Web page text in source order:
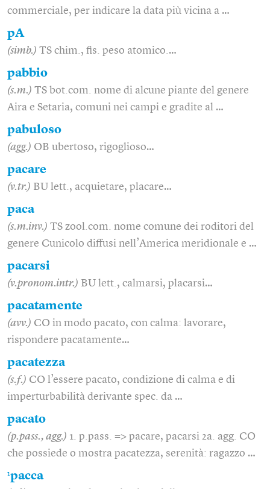
commerciale, per indicare la data più vicina a …
pA
(simb.) TS chim., fis. peso atomico.…
pabbio
(s.m.) TS bot.com. nome di alcune piante del genere
Aira e Setaria, comuni nei campi e gradite al …
pabuloso
(agg.) OB ubertoso, rigoglioso…
pacare
(v.tr.) BU lett., acquietare, placare…
paca
(s.m.inv.) TS zool.com. nome comune dei roditori del
genere Cunicolo diffusi nell’America meridionale e …
pacarsi
(v.pronom.intr.) BU lett., calmarsi, placarsi…
pacatamente
(avv.) CO in modo pacato, con calma: lavorare,
rispondere pacatamente…
pacatezza
(s.f.) CO l’essere pacato, condizione di calma e di
imperturbabilità derivante spec. da …
pacato
(p.pass., agg.) 1. p.pass. => pacare, pacarsi 2a. agg. CO
che possiede o mostra pacatezza, serenità: ragazzo …
1pacca